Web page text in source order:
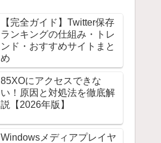
【完全ガイド】Twitter保存
ランキングの仕組み・トレ
ンド・おすすめサイトまと
め
85XOにアクセスできな
い！原因と対処法を徹底解
説【2026年版】
Windowsメディアプレイヤ